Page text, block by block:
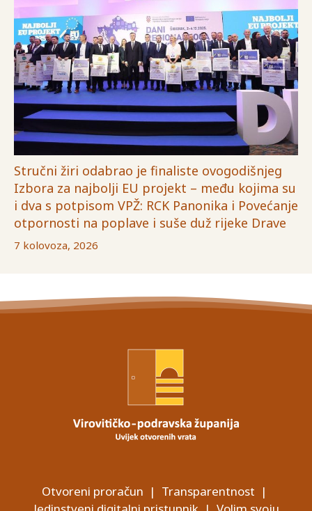
Stručni žiri odabrao je finaliste ovogodišnjeg
Izbora za najbolji EU projekt – među kojima su
i dva s potpisom VPŽ: RCK Panonika i Povećanje
otpornosti na poplave i suše duž rijeke Drave
7 kolovoza, 2026
Otvoreni proračun | Transparentnost |